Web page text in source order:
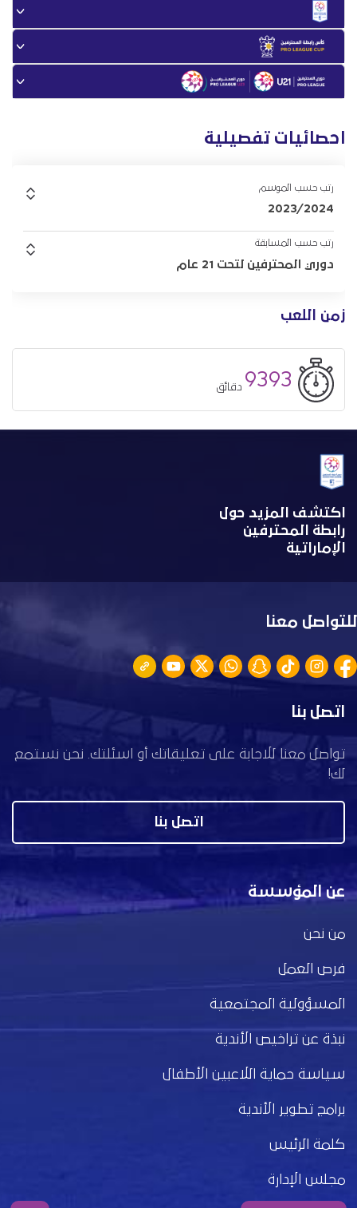
زمن اللعب
9393 دقائق
احصائيات تفصيلية
رتب حسب الموسم
2023/2024
رتب حسب المسابقة
دوري المحترفين لتحت 21 عام
اكتشف المزيد حول
رابطة المحترفين
الإماراتية
للتواصل معنا
اتصل بنا
تواصل معنا للاجابة على تعليقاتك أو اسئلتك. نحن نستمع
لك!
اتصل بنا
عن المؤسسة
من نحن
فرص العمل
المسؤولية المجتمعية
نبذة عن تراخيص الأندية
سياسة حماية اللاعبين الأطفال
برامج تطوير الأندية
كلمة الرئيس
مجلس الإدارة